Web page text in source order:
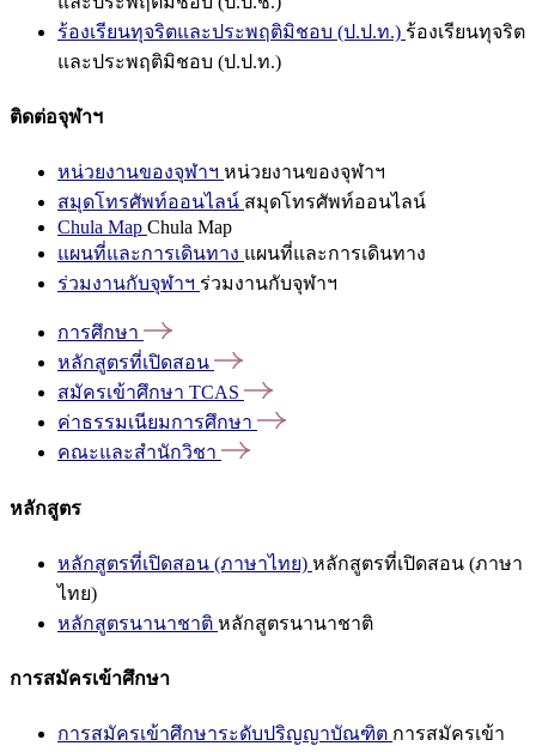
ร้องเรียนทุจริตและประพฤติมิชอบ (ป.ป.ท.) ร้องเรียนทุจริต
และประพฤติมิชอบ (ป.ป.ท.)
ติดต่อจุฬาฯ
หน่วยงานของจุฬาฯ หน่วยงานของจุฬาฯ
สมุดโทรศัพท์ออนไลน์ สมุดโทรศัพท์ออนไลน์
Chula Map Chula Map
แผนที่และการเดินทาง แผนที่และการเดินทาง
ร่วมงานกับจุฬาฯ ร่วมงานกับจุฬาฯ
การศึกษา
หลักสูตรที่เปิดสอน
สมัครเข้าศึกษา TCAS
ค่าธรรมเนียมการศึกษา
คณะและสำนักวิชา
หลักสูตร
หลักสูตรที่เปิดสอน (ภาษาไทย) หลักสูตรที่เปิดสอน (ภาษา
ไทย)
หลักสูตรนานาชาติ หลักสูตรนานาชาติ
การสมัครเข้าศึกษา
การสมัครเข้าศึกษาระดับปริญญาบัณฑิต การสมัครเข้า